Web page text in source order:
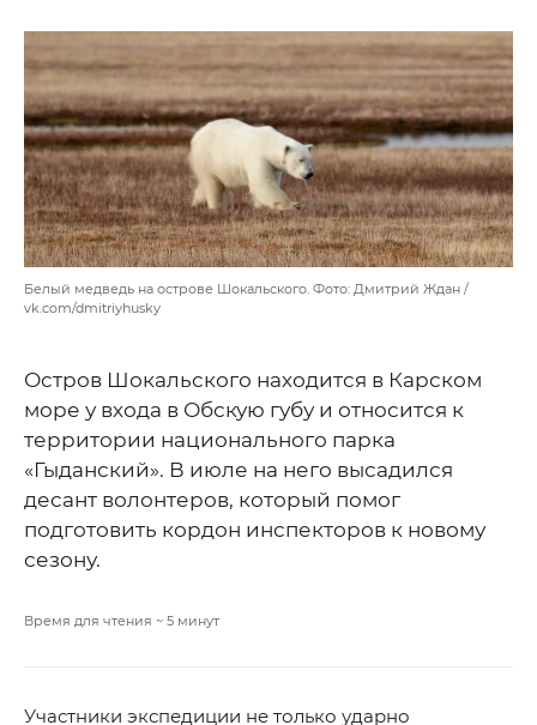
Белый медведь на острове Шокальского. Фото: Дмитрий Ждан /
vk.com/dmitriyhusky
Остров Шокальского находится в Карском
море у входа в Обскую губу и относится к
территории национального парка
«Гыданский». В июле на него высадился
десант волонтеров, который помог
подготовить кордон инспекторов к новому
сезону.
Время для чтения ~ 5 минут
Участники экспедиции не только ударно